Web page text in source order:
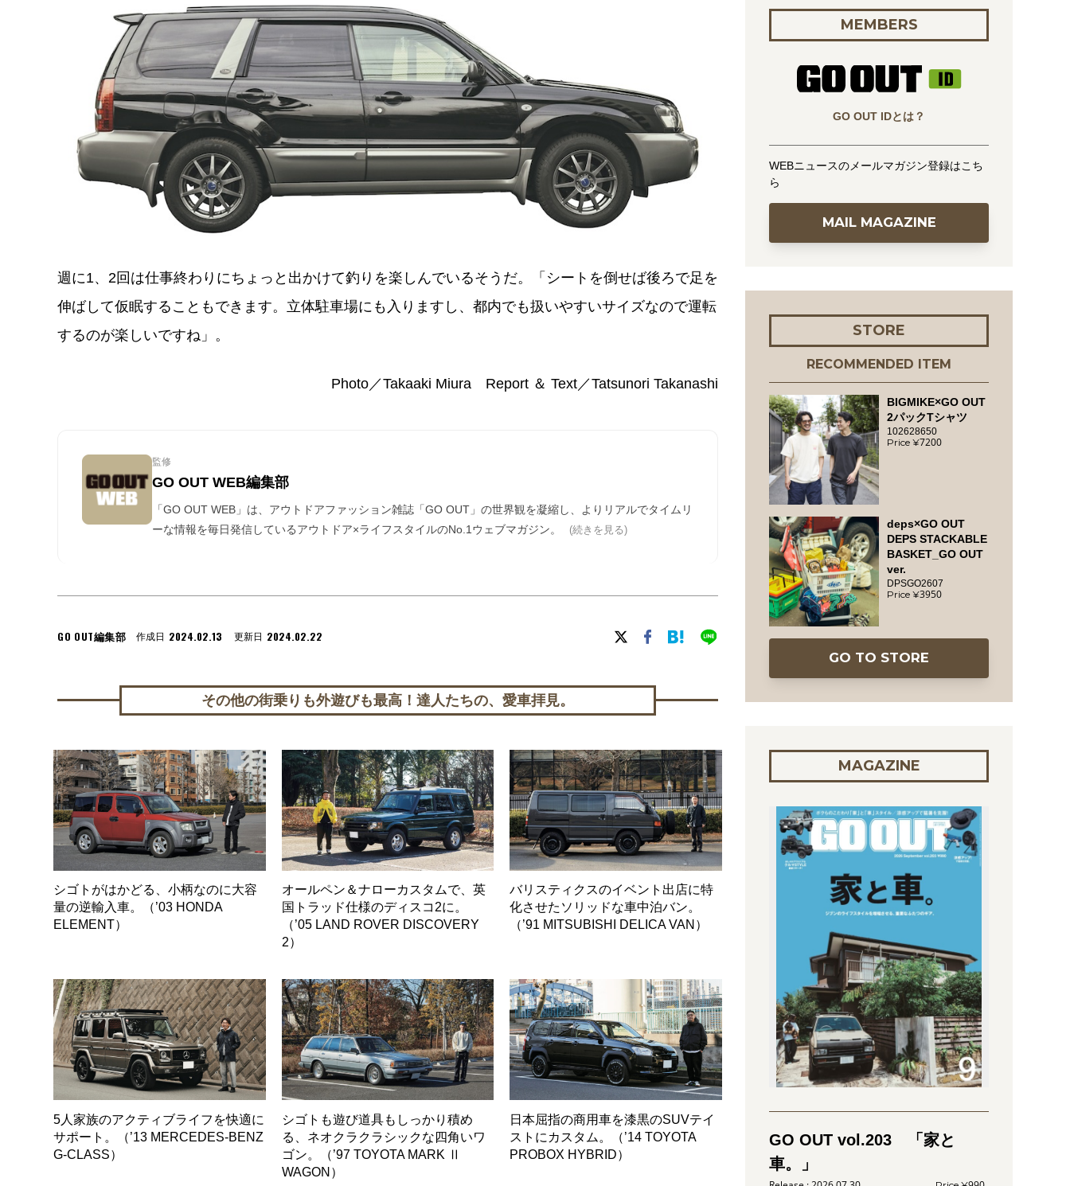
週に1、2回は仕事終わりにちょっと出かけて釣りを楽しんでいるそうだ。「シートを倒せば後ろで足を
伸ばして仮眠することもできます。立体駐車場にも入りますし、都内でも扱いやすいサイズなので運転
するのが楽しいですね」。
Photo／Takaaki Miura Report ＆ Text／Tatsunori Takanashi
監修
GO OUT WEB編集部
「GO OUT WEB」は、アウトドアファッション雑誌「GO OUT」の世界観を凝縮し、よりリアルでタイムリ
ーな情報を毎日発信しているアウトドア×ライフスタイルのNo.1ウェブマガジン。
(続きを見る)
GO OUT編集部 作成日 2024.02.13 更新日 2024.02.22
その他の街乗りも外遊びも最高！達人たちの、愛車拝見。
シゴトがはかどる、小柄なのに大容
量の逆輸入車。（’03 HONDA
ELEMENT）
オールペン＆ナローカスタムで、英
国トラッド仕様のディスコ2に。
（’05 LAND ROVER DISCOVERY
2）
バリスティクスのイベント出店に特
化させたソリッドな車中泊バン。
（’91 MITSUBISHI DELICA VAN）
5人家族のアクティブライフを快適に
サポート。（’13 MERCEDES-BENZ
G-CLASS）
シゴトも遊び道具もしっかり積め
る、ネオクラクラシックな四角いワ
ゴン。（’97 TOYOTA MARK Ⅱ
WAGON）
日本屈指の商用車を漆黒のSUVテイ
ストにカスタム。（’14 TOYOTA
PROBOX HYBRID）
MEMBERS
GO OUT IDとは？
WEBニュースのメールマガジン登録はこち
ら
MAIL MAGAZINE
STORE
RECOMMENDED ITEM
BIGMIKE×GO OUT
2パックTシャツ
102628650
7200
deps×GO OUT
DEPS STACKABLE
BASKET_GO OUT
ver.
DPSGO2607
3950
GO TO STORE
MAGAZINE
GO OUT vol.203 「家と
車。」